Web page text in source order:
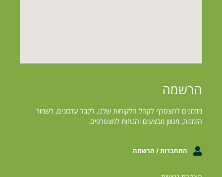
הרשמה
מוזמנים להצטרף לקהל הלקוחות שלנו, לקבל עדכונים, לשמור
הזמנות, מגווון מבצעים והנחות למצטרפים.
התחברות / הרשמה